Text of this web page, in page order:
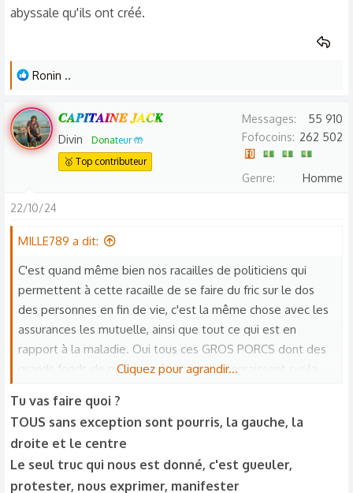
abyssale qu'ils ont créé.
L
s
r
é
t
o
s
:
Ronin ..
𝑪𝑨𝑷𝑰𝑻𝑨𝑰𝑵𝑬 𝑱𝑨𝑪𝑲
Divin
Donateur 🤲
🥇 Top contributeur
Messages
55 910
Fofocoins
262 502
Genre Homme
22/10/24
MILLE789 a dit:
C'est quand même bien nos racailles de politiciens qui
permettent à cette racaille de se faire du fric sur le dos
des personnes en fin de vie, c'est la même chose avec les
assurances les mutuelle, ainsi que tout ce qui est en
rapport à la maladie. Oui tous ces GROS PORCS dont des
grands fonds de pensions étrangers, s'engraissent sur la
Il faut faire comme le Général De Gaulle après la guerre en
nationalisant pour redonner à la France ce qui lui
appartient.
Les politiques sont tellement incompétents, au point de
mettre un directeur de la banque de France qui ne sait
Cliquez pour agrandir...
Tu vas faire quoi ?
TOUS sans exception sont pourris, la gauche, la
droite et le centre
Le seul truc qui nous est donné, c'est gueuler,
protester, nous exprimer, manifester